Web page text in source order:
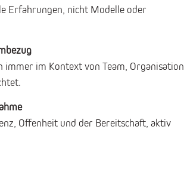
Erfahrungen, nicht Modelle oder
immer im Kontext von Team, Organisation
Offenheit und der Bereitschaft, aktiv